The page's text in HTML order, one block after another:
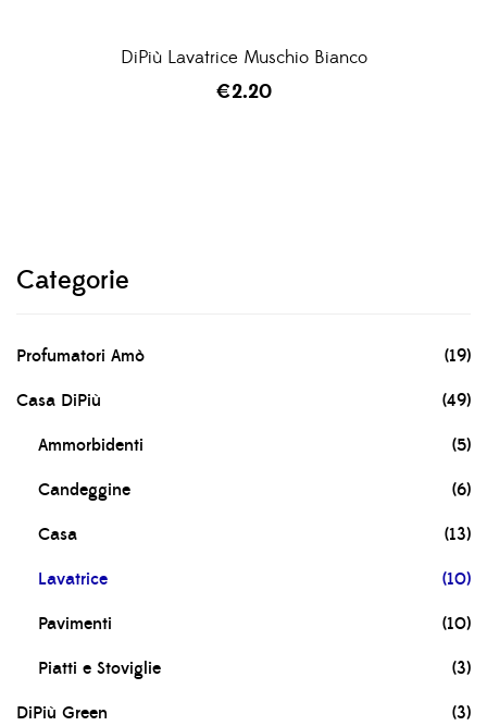
DiPiù Lavatrice Muschio Bianco
€2.20
Categorie
Profumatori Amò (19)
Casa DiPiù (49)
Ammorbidenti (5)
Candeggine (6)
Casa (13)
Lavatrice (10)
Pavimenti (10)
Piatti e Stoviglie (3)
DiPiù Green (3)